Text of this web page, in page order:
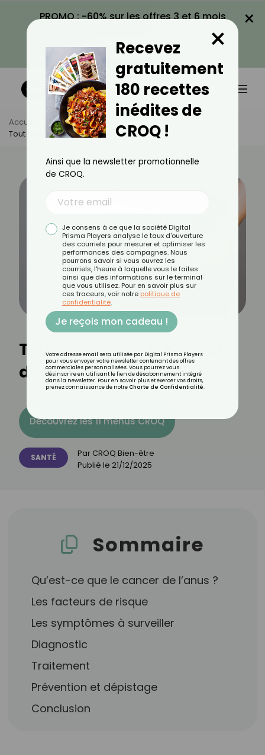
PROMO : -60% sur les offres 3 et 6 mois
VOIR LA PROMO
×
Accueil Actus
Santé
Tout Savoir Sur Le Cancer De L’anus
Tout savoir sur le cancer
de l’anus
Découvrez les 11 menus CROQ
SANTÉ Par CROQ Bien-être
Publié le 21/12/2025
Sommaire
Qu’est-ce que le cancer de l’anus ?
Les facteurs de risque
Les symptômes à surveiller
Diagnostic
Traitement
Prévention et dépistage
Conclusion
Recevez
gratuitement
180 recettes
inédites de
CROQ !
×
Ainsi que la newsletter promotionnelle
de CROQ.
Je consens à ce que la société Digital
Prisma Players analyse le taux d'ouverture
des courriels pour mesurer et optimiser les
performances des campagnes. Nous
pourrons savoir si vous ouvrez les
courriels, l'heure à laquelle vous le faites
ainsi que des informations sur le terminal
que vous utilisez. Pour en savoir plus sur
ces traceurs, voir notre politique de
confidentialité.
Je reçois mon cadeau !
Votre adresse email sera utilisée par Digital Prisma Players
pour vous envoyer votre newsletter contenant des offres
commerciales personnalisées. Vous pourrez vous
désinscrire en utilisant le lien de désabonnement intégré
dans la newsletter. Pour en savoir plus et exercer vos droits,
prenez connaissance de notre Charte de Confidentialité.